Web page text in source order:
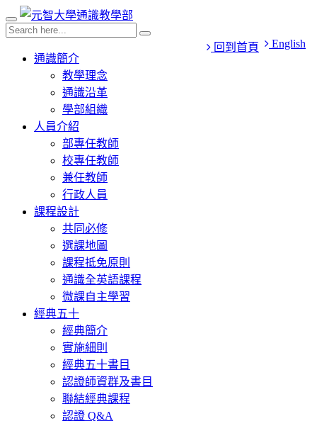
English
回到首頁
通識簡介
教學理念
通識沿革
學部組織
人員介紹
部專任教師
校專任教師
兼任教師
行政人員
課程設計
共同必修
選課地圖
課程抵免原則
通識全英語課程
微課自主學習
經典五十
經典簡介
實施細則
經典五十書目
認證師資群及書目
聯結經典課程
認證 Q&A